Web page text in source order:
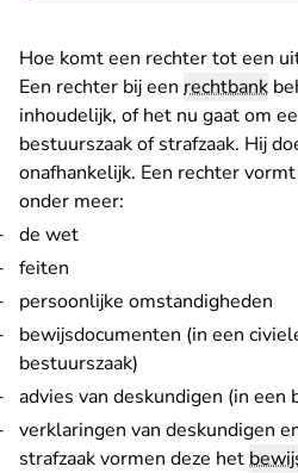
Hoe komt een rechter tot een
Een rechter bij een rechtbank
inhoudelijk, of het nu gaat om
bestuurszaak of strafzaak. Hij
onafhankelijk. Een rechter
onder meer:
de wet
feiten
persoonlijke omstandigheden
bewijsdocumenten (in een
bestuurszaak)
advies van deskundigen (in een
verklaringen van deskundigen
strafzaak vormen deze het